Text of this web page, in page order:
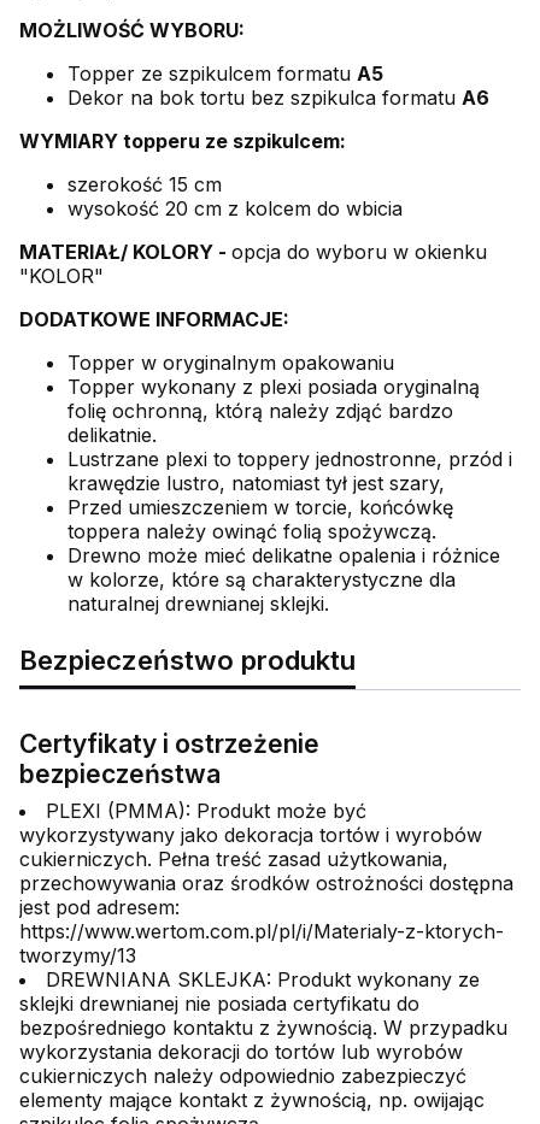
MOŻLIWOŚĆ WYBORU:
Topper ze szpikulcem formatu A5
Dekor na bok tortu bez szpikulca formatu A6
WYMIARY topperu ze szpikulcem:
szerokość 15 cm
wysokość 20 cm z kolcem do wbicia
MATERIAŁ/ KOLORY - opcja do wyboru w okienku
"KOLOR"
DODATKOWE INFORMACJE:
Topper w oryginalnym opakowaniu
Topper wykonany z plexi posiada oryginalną
folię ochronną, którą należy zdjąć bardzo
delikatnie.
Lustrzane plexi to toppery jednostronne, przód i
krawędzie lustro, natomiast tył jest szary,
Przed umieszczeniem w torcie, końcówkę
toppera należy owinąć folią spożywczą.
Drewno może mieć delikatne opalenia i różnice
w kolorze, które są charakterystyczne dla
naturalnej drewnianej sklejki.
Bezpieczeństwo produktu
Certyfikaty i ostrzeżenie
bezpieczeństwa
PLEXI (PMMA): Produkt może być
wykorzystywany jako dekoracja tortów i wyrobów
cukierniczych. Pełna treść zasad użytkowania,
przechowywania oraz środków ostrożności dostępna
jest pod adresem:
https://www.wertom.com.pl/pl/i/Materialy-z-ktorych-
tworzymy/13
DREWNIANA SKLEJKA: Produkt wykonany ze
sklejki drewnianej nie posiada certyfikatu do
bezpośredniego kontaktu z żywnością. W przypadku
wykorzystania dekoracji do tortów lub wyrobów
cukierniczych należy odpowiednio zabezpieczyć
elementy mające kontakt z żywnością, np. owijając